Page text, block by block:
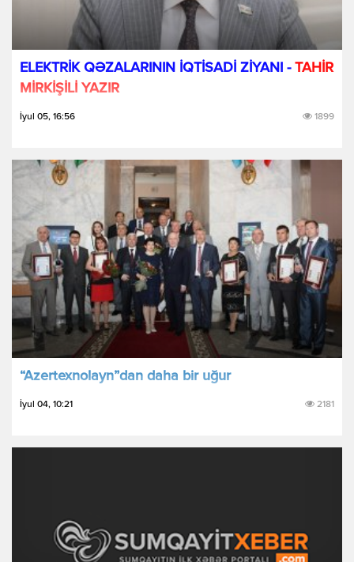
ELEKTRİK QƏZALARININ İQTİSADİ ZİYANI -TAHİR
MİRKİŞİLİ YAZIR
İyul 05, 16:56 1899
“Azertexnolayn”dan daha bir uğur
İyul 04, 10:21 2181